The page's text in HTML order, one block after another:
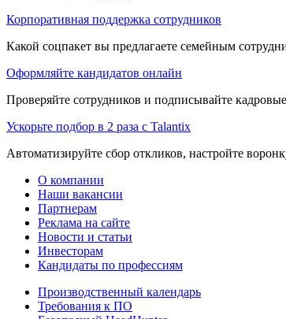
Корпоративная поддержка сотрудников
Какой соцпакет вы предлагаете семейным
Оформляйте кандидатов онлайн
Проверяйте сотрудников и подписывайте
Ускорьте подбор в 2 раза с Talantix
Автоматизируйте сбор откликов, настройте
О компании
Наши вакансии
Партнерам
Реклама на сайте
Новости и статьи
Инвесторам
Кандидаты по профессиям
Производственный календарь
Требования к ПО